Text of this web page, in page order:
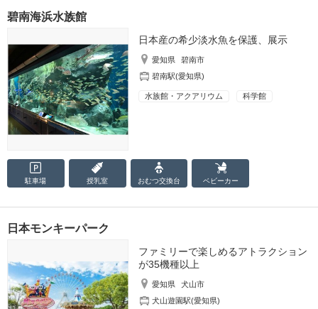
碧南海浜水族館
日本産の希少淡水魚を保護、展示
愛知県
碧南市
碧南駅(愛知県)
水族館・アクアリウム 科学館
駐車場 授乳室 おむつ交換台 ベビーカー
日本モンキーパーク
ファミリーで楽しめるアトラクション
が35機種以上
愛知県
犬山市
犬山遊園駅(愛知県)